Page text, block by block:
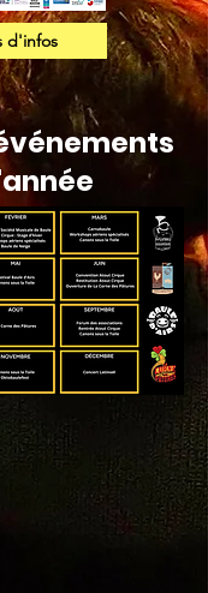
d'infos